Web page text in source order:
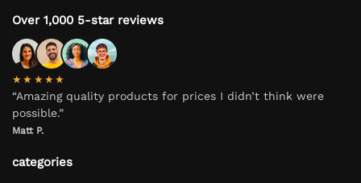
Over 1,000 5-star reviews
★★★★★
“Amazing quality products for prices I didn’t think were
possible.”
Matt P.
categories